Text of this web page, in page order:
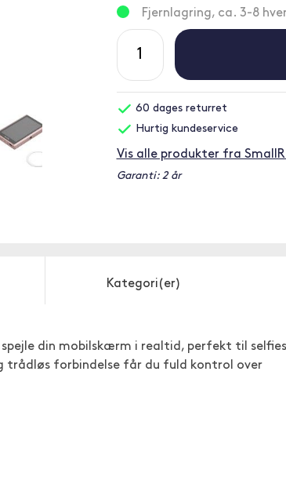
Fjernlagring, ca. 3-8
60 dages returret
Hurtig kundeservice
Vis alle produkter fra
Garanti: 2 år
Kategori(er)
din mobilskærm i realtid, perfekt til
trådløs forbindelse får du fuld kontrol over